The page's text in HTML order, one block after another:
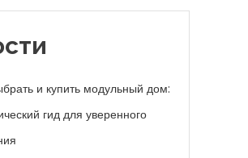
и купить модульный дом:
гид для уверенного